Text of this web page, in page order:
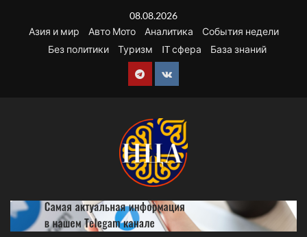
содержимому
08.08.2026
Азия и мир
Авто Мото Аналитика
События недели
Без политики
Туризм IT сфера База знаний
Telegram
VK